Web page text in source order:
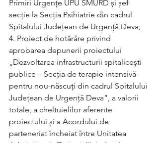
Primiri Urgențe UPU SMURD și șef
secție la Secția Psihiatrie din cadrul
Spitalului Județean de Urgență Deva;
4. Proiect de hotărâre privind
aprobarea depunerii proiectului
„Dezvoltarea infrastructurii spitalicești
publice – Secția de terapie intensivă
pentru nou-născuți din cadrul Spitalului
Județean de Urgență Deva”, a valorii
totale, a cheltuielilor aferente
proiectului și a Acordului de
parteneriat încheiat între Unitatea